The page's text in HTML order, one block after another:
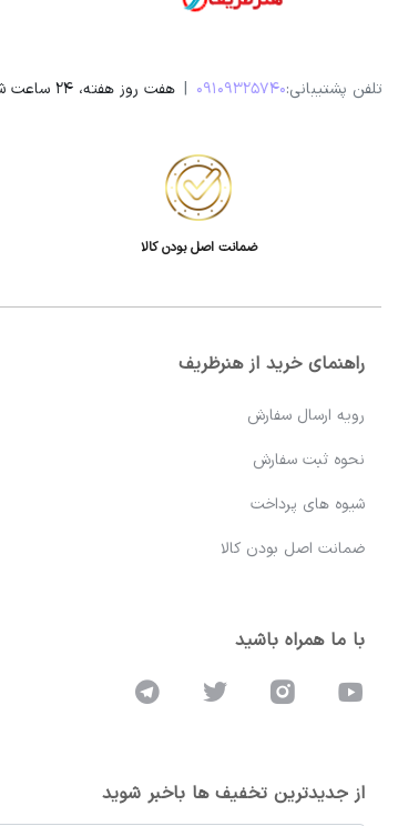
تلفن پشتیبانی:09109325740
| هفت روز هفته، 24 ساعت شبانه‌روز با چت آنلاین سایت و یا در واتساپ، ایتا، روبیکا و تلگرام پاسخگوی شما هستیم. ساعت تماس مستقیم از 9 صبح تا 20 شب
ضمانت اصل بودن کالا
راهنمای خرید از هنرظریف
رویه ارسال سفارش
نحوه ثبت سفارش
شیوه های پرداخت
ضمانت اصل بودن کالا
با ما همراه باشید
از جدیدترین تخفیف ها باخبر شوید